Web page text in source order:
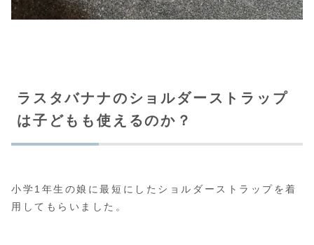
ラスタバナナのショルダーストラップ
は子どもも使えるのか？
小学1年生の娘に最短にしたショルダーストラップを着
用してもらいました。